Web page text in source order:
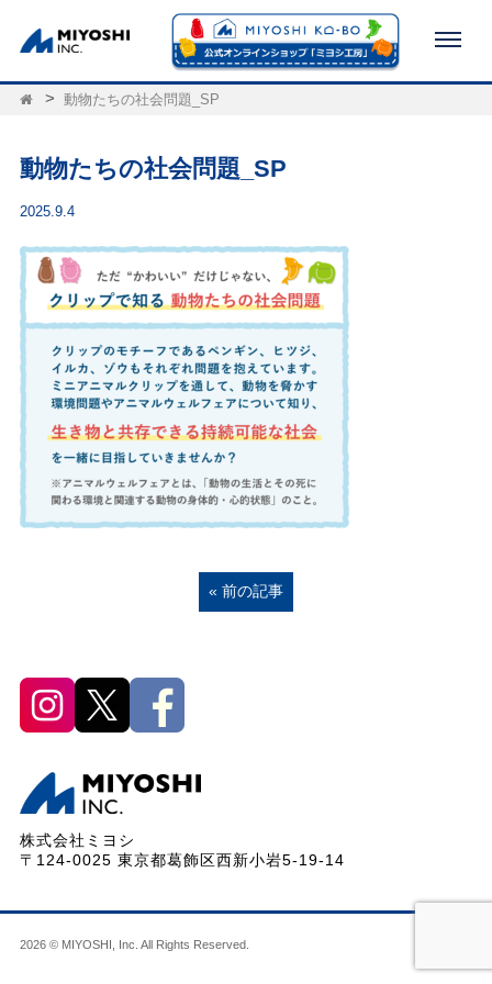
動物たちの社会問題_SP
動物たちの社会問題_SP
2025.9.4
« 前の記事
株式会社ミヨシ
〒124-0025 東京都葛飾区西新小岩5-19-14
2026 © MIYOSHI, Inc. All Rights Reserved.